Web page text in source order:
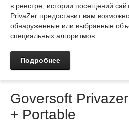
в реестре, истории посещений
PrivaZer предоставит вам
обнаруженные или выбранные
специальных алгоритмов.
Подробнее
Goversoft
+ Portable